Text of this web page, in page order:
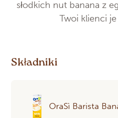
słodkich nut banana z
Twoi klienci
Składniki
OraSì Barista